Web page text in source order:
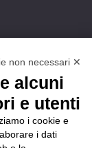
non necessari ✕
alcuni
e utenti
i cookie e
i dati